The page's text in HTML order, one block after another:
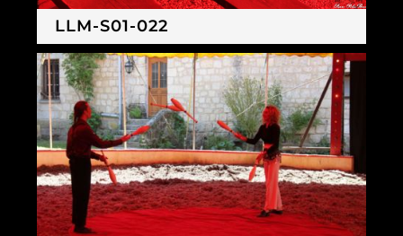
LLM-S01-022